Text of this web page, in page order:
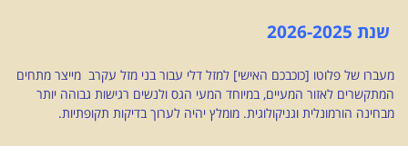
שנת 2026-2025
מעברו של פלוטו [כוכבכם האישי] למזל דלי עבור בני מזל עקרב מייצר מתחים
המתקשרים לאזור המעיים, במיוחד המעי הגס ולנשים רגישות גבוהה יותר
מבחינה הורמונלית וגניקולוגית. מומלץ יהיה לערוך בדיקות תקופתיות.